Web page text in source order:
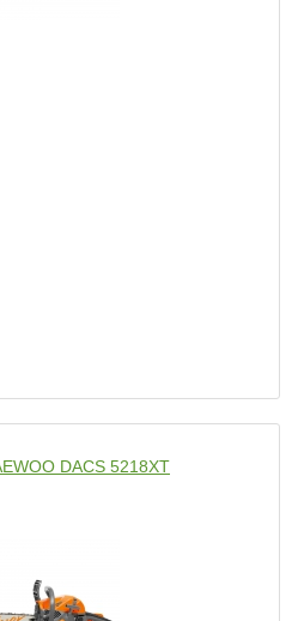
DACS 5218XT